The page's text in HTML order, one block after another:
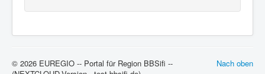
Nach oben
© 2026 EUREGIO -- Portal für Region BBSifi --